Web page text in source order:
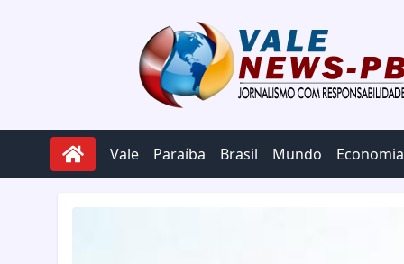
Vale Paraíba Brasil Mundo Economia